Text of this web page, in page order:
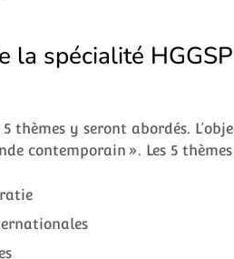
la spécialité
thèmes y seront abordés.
contemporain ». Les 5